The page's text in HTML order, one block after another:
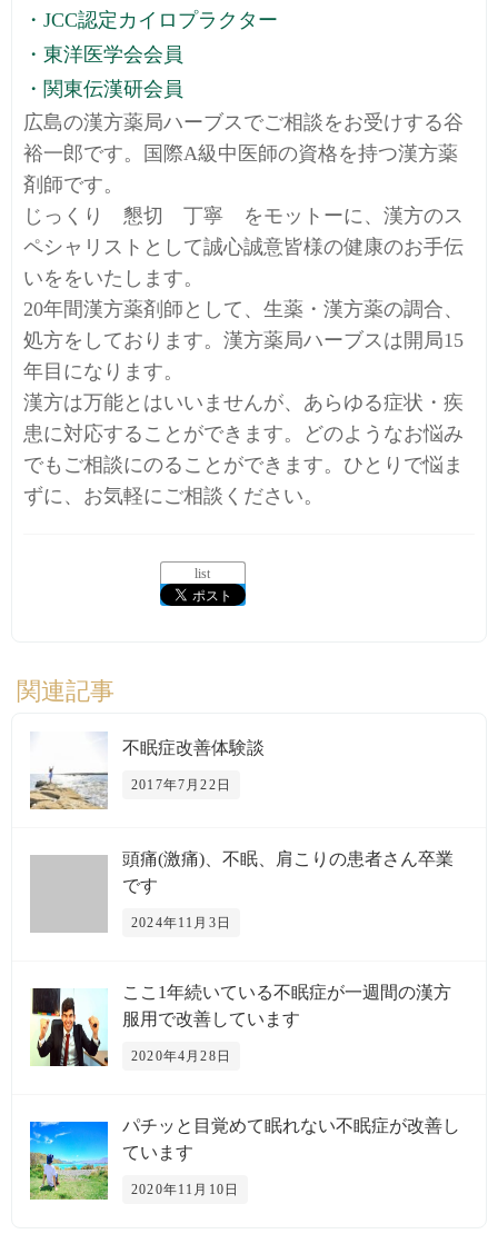
・JCC認定カイロプラクター
・東洋医学会会員
・関東伝漢研会員
広島の漢方薬局ハーブスでご相談をお受けする谷
裕一郎です。国際A級中医師の資格を持つ漢方薬
剤師です。
じっくり 懇切 丁寧 をモットーに、漢方のス
ペシャリストとして誠心誠意皆様の健康のお手伝
いををいたします。
20年間漢方薬剤師として、生薬・漢方薬の調合、
処方をしております。漢方薬局ハーブスは開局15
年目になります。
漢方は万能とはいいませんが、あらゆる症状・疾
患に対応することができます。どのようなお悩み
でもご相談にのることができます。ひとりで悩ま
ずに、お気軽にご相談ください。
list
関連記事
不眠症改善体験談
2017年7月22日
頭痛(激痛)、不眠、肩こりの患者さん卒業
です
2024年11月3日
ここ1年続いている不眠症が一週間の漢方
服用で改善しています
2020年4月28日
パチッと目覚めて眠れない不眠症が改善し
ています
2020年11月10日